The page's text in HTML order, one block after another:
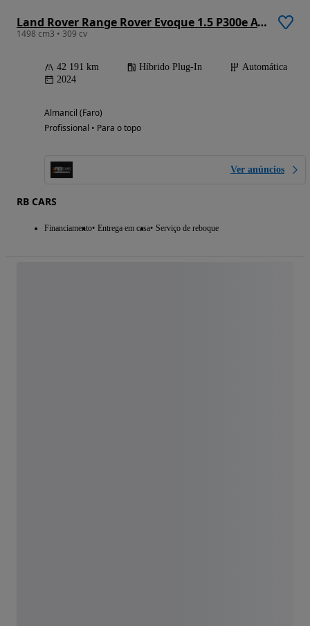
Land Rover Range Rover Evoque 1.5 P300e AWD S Auto
1498 cm3 • 309 cv
42 191 km Híbrido Plug-In
Automática
2024
Almancil (Faro)
Profissional • Para o topo
Ver anúncios
RB CARS
Financiamento Entrega em casa Serviço de reboque